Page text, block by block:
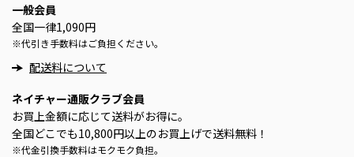
一般会員
全国一律1,090円
※代引き手数料はご負担ください。
配送料について
ネイチャー通販クラブ会員
お買上金額に応じて送料がお得に。
全国どこでも10,800円以上のお買上げで送料無料！
※代金引換手数料はモクモク負担。